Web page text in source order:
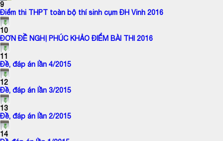
9
Điểm thi THPT toàn bộ thí sinh cụm ĐH Vinh 2016
10
ĐƠN ĐỀ NGHỊ PHÚC KHẢO ĐIỂM BÀI THI 2016
11
Đề, đáp án lần 4/2015
12
Đề, đáp án lần 3/2015
13
Đề, đáp án lần 2/2015
14